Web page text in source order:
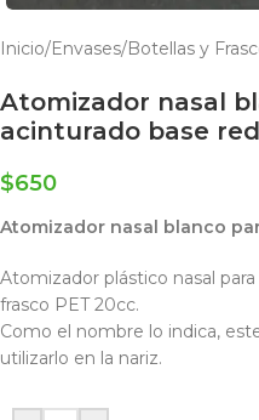
Inicio/Envases/Botellas y
Atomizador nasal
acinturado base
$650
Atomizador nasal blanco
Atomizador plástico nasal
frasco PET 20cc.
Como el nombre lo indica,
utilizarlo en la nariz.